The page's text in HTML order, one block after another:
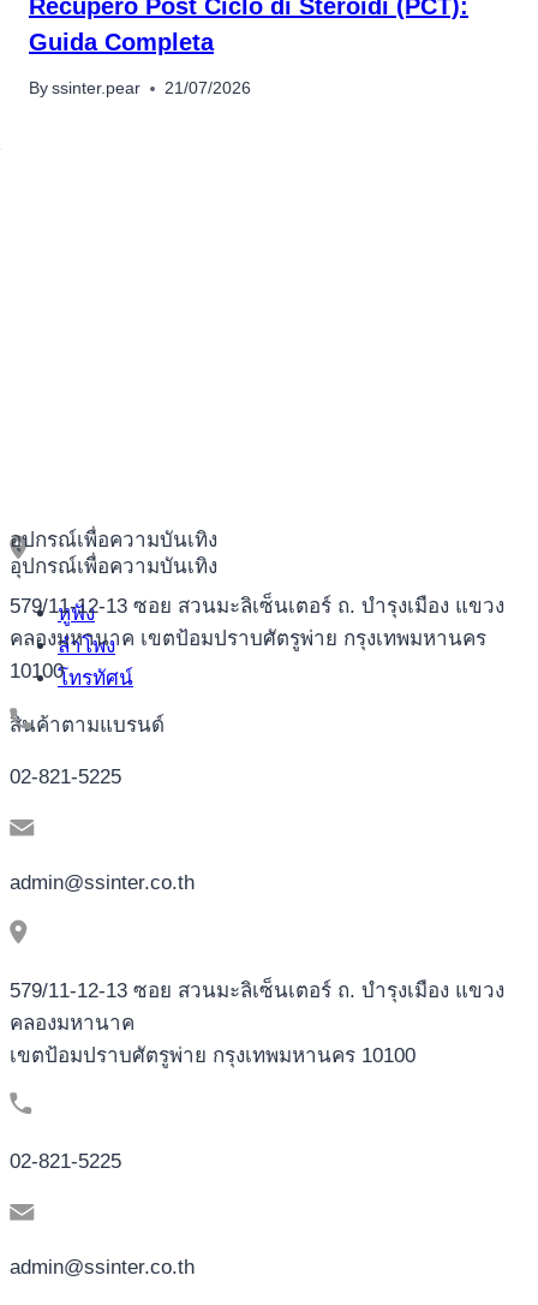
อุปกรณ์เพื่อความบันเทิง
อุปกรณ์เพื่อความบันเทิง
หูฟัง
ลำโพง
โทรทัศน์
สินค้าตามแบรนด์
Recupero Post Ciclo di Steroidi (PCT):
Guida Completa
By ssinter.pear 21/07/2026
579/11-12-13 ซอย สวนมะลิเซ็นเตอร์ ถ. บำรุงเมือง แขวง
คลองมหานาค เขตป้อมปราบศัตรูพ่าย กรุงเทพมหานคร
10100
02-821-5225
admin@ssinter.co.th
579/11-12-13 ซอย สวนมะลิเซ็นเตอร์ ถ. บำรุงเมือง แขวง
คลองมหานาค
เขตป้อมปราบศัตรูพ่าย กรุงเทพมหานคร 10100
02-821-5225
admin@ssinter.co.th